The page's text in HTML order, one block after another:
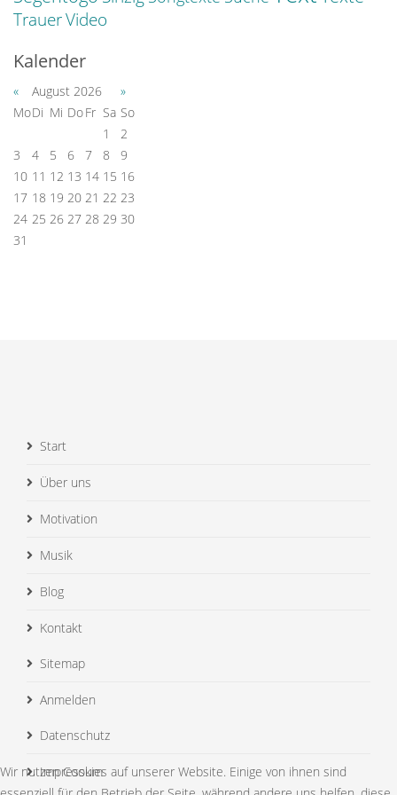
TrauerVideo
Kalender
« August 2026
»
MoDi Mi DoFr Sa So
1
2
3
4 5 6 7 8
9
10 11 12 13 14 15 16
17 18 19 20 21 22 23
24 25 26 27 28 29 30
31
Start
Über uns
Motivation
Musik
Blog
Kontakt
Sitemap
Anmelden
Datenschutz
Impressum
Wir nutzen Cookies auf unserer Website. Einige von ihnen sind